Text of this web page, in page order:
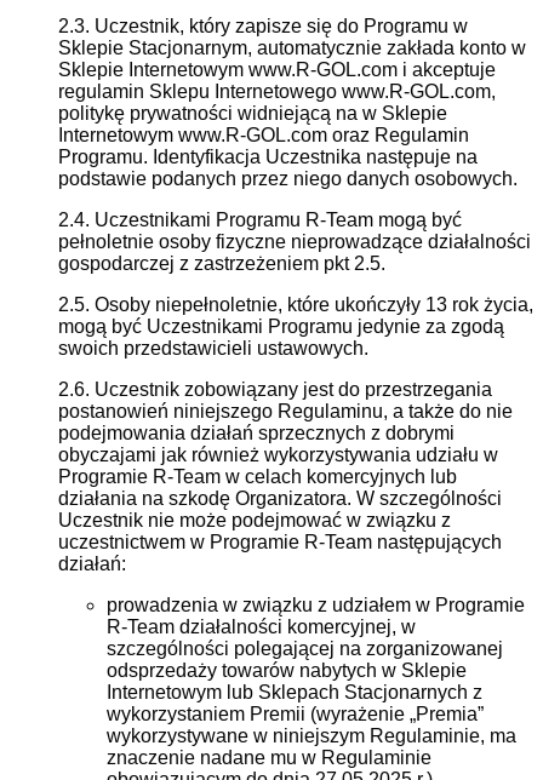
2.3. Uczestnik, który zapisze się do Programu w
Sklepie Stacjonarnym, automatycznie zakłada konto w
Sklepie Internetowym www.R-GOL.com i akceptuje
regulamin Sklepu Internetowego www.R-GOL.com,
politykę prywatności widniejącą na w Sklepie
Internetowym www.R-GOL.com oraz Regulamin
Programu. Identyfikacja Uczestnika następuje na
podstawie podanych przez niego danych osobowych.
2.4. Uczestnikami Programu R-Team mogą być
pełnoletnie osoby fizyczne nieprowadzące działalności
gospodarczej z zastrzeżeniem pkt 2.5.
2.5. Osoby niepełnoletnie, które ukończyły 13 rok życia,
mogą być Uczestnikami Programu jedynie za zgodą
swoich przedstawicieli ustawowych.
2.6. Uczestnik zobowiązany jest do przestrzegania
postanowień niniejszego Regulaminu, a także do nie
podejmowania działań sprzecznych z dobrymi
obyczajami jak również wykorzystywania udziału w
Programie R-Team w celach komercyjnych lub
działania na szkodę Organizatora. W szczególności
Uczestnik nie może podejmować w związku z
uczestnictwem w Programie R-Team następujących
działań:
prowadzenia w związku z udziałem w Programie
R-Team działalności komercyjnej, w
szczególności polegającej na zorganizowanej
odsprzedaży towarów nabytych w Sklepie
Internetowym lub Sklepach Stacjonarnych z
wykorzystaniem Premii (wyrażenie „Premia”
wykorzystywane w niniejszym Regulaminie, ma
znaczenie nadane mu w Regulaminie